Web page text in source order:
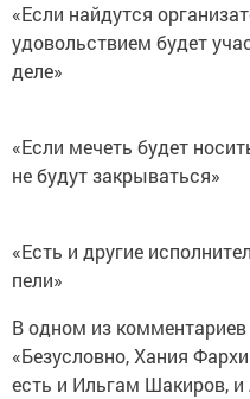
«Если найдутся
удовольствием будет
деле»
«Если мечеть будет
не будут закрываться»
«Есть и другие
пели»
В одном из комментариев
«Безусловно, Хания
есть и Ильгам Шакиров,